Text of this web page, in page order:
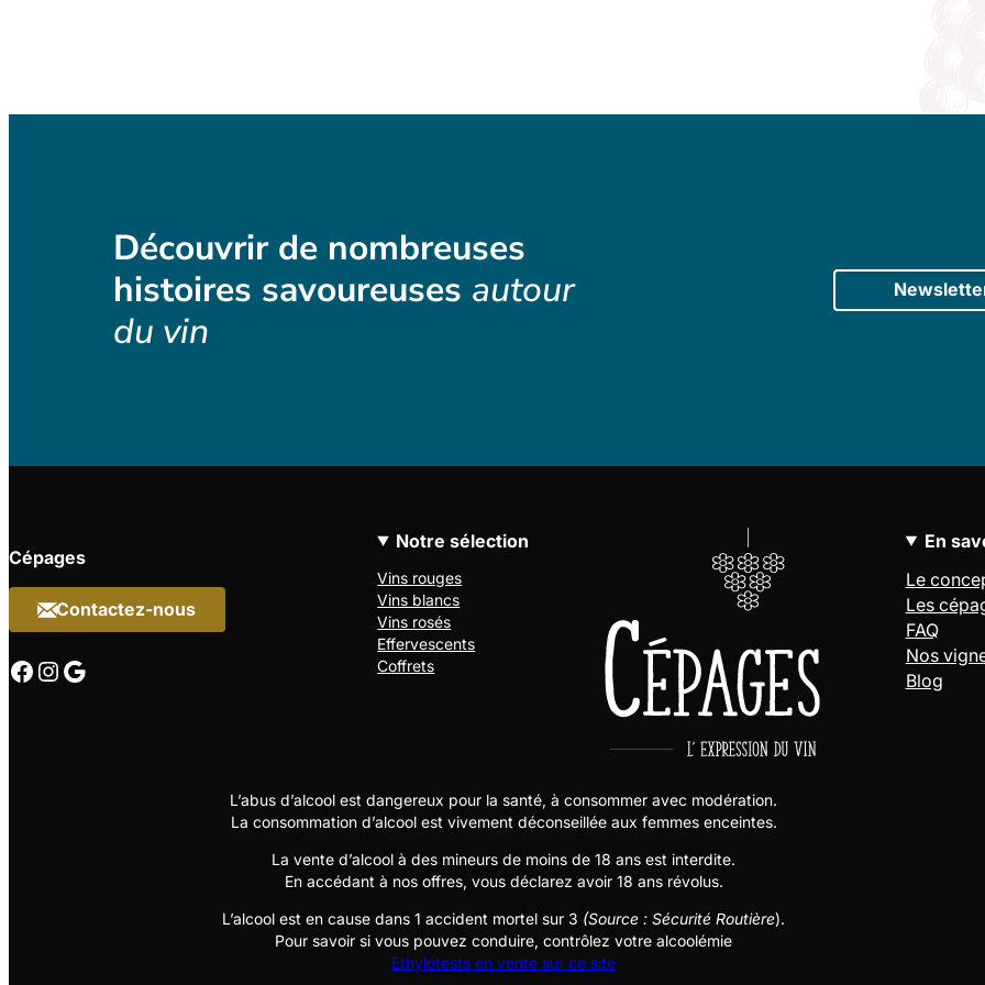
Découvrir de nombreuses
histoires savoureuses autour
du vin
Cépages
Contactez-nous
Facebook
Instagram
Google
Notre sélection
Vins rouges
Vins blancs
Vins rosés
Effervescents
Coffrets
En
Le
Les
FAQ
Nos
Blog
L’abus d’alcool est dangereux pour la santé, à consommer avec modération.
La consommation d’alcool est vivement déconseillée aux femmes enceintes.
La vente d’alcool à des mineurs de moins de 18 ans est interdite.
En accédant à nos offres, vous déclarez avoir 18 ans révolus.
L’alcool est en cause dans 1 accident mortel sur 3 (Source : Sécurité Routière).
Pour savoir si vous pouvez conduire, contrôlez votre alcoolémie
Ethylotests en vente sur ce site